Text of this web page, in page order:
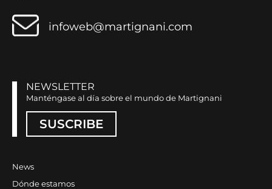
infoweb@martignani.com
NEWSLETTER
Manténgase al día sobre el mundo de Martignani
SUSCRIBE
News
Dónde estamos